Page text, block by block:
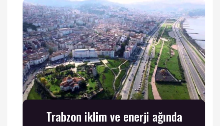
Trabzon iklim ve enerji ağında